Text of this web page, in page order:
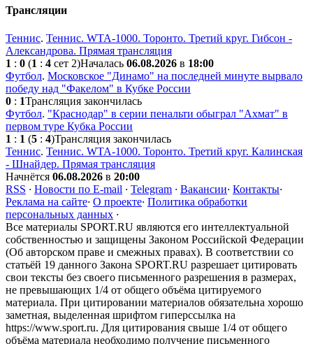
Трансляции
Теннис. Теннис. WTA-1000. Торонто. Третий круг. Гибсон -
Александрова. Прямая трансляция
1 : 0 (1 : 4 сет 2)Началась 06.08.2026 в 18:00
Футбол. Московское "Динамо" на последней минуте вырвало
победу над "Факелом" в Кубке России
0 : 1Трансляция закончилась
Футбол. "Краснодар" в серии пенальти обыграл "Ахмат" в
первом туре Кубка России
1 : 1 (5 : 4)Трансляция закончилась
Теннис. Теннис. WTA-1000. Торонто. Третий круг. Калинская
- Шнайдер. Прямая трансляция
Начнётся 06.08.2026 в 20:00
RSS · Новости по E-mail · Telegram · Вакансии· Контакты·
Реклама на сайте· О проекте· Политика обработки
персональных данных ·
Все материалы SPORT.RU являются его интеллектуальной
собственностью и защищены Законом Российской Федерации
(Об авторском праве и смежных правах). В соответствии со
статьёй 19 данного Закона SPORT.RU разрешает цитировать
свои тексты без своего письменного разрешения в размерах,
не превышающих 1/4 от общего объёма цитируемого
материала. При цитировании материалов обязательна хорошо
заметная, выделенная шрифтом гиперссылка на
https://www.sport.ru. Для цитирования свыше 1/4 от общего
объёма материала необходимо получение письменного